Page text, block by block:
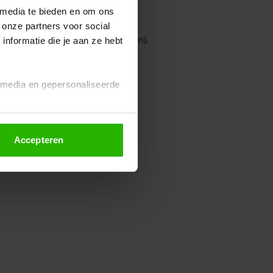
te bieden en om ons
partners voor social
die je aan ze hebt
en gepersonaliseerde
altijd wijzigen of
Accepteren
console for more information).